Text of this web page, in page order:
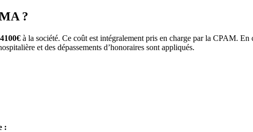
?
4100€ à la société. Ce coût est intégralement pris en charge par la CPAM.
et des dépassements d’honoraires sont appliqués.
: